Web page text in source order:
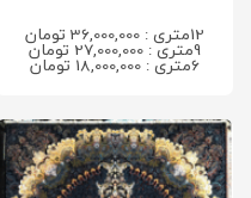
12متری : 36,000,000 تومان
9متری : 27,000,000 تومان
6متری : 18,000,000 تومان